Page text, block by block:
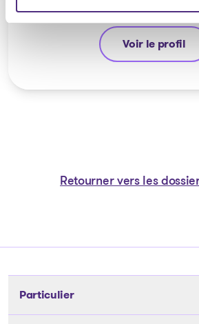
Voir le profil
Jean-François
Retourner vers les
Particulier